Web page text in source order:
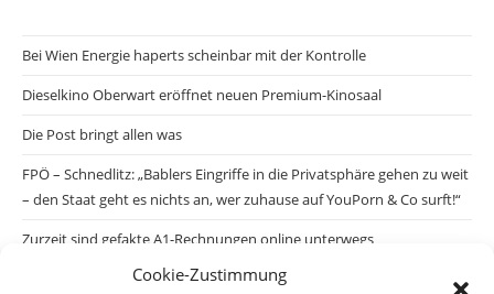
Cookie-Zustimmung
Bei Wien Energie haperts scheinbar mit der Kontrolle
Dieselkino Oberwart eröffnet neuen Premium-Kinosaal
Die Post bringt allen was
FPÖ – Schnedlitz: „Bablers Eingriffe in die Privatsphäre gehen zu weit
– den Staat geht es nichts an, wer zuhause auf YouPorn & Co surft!“
Zurzeit sind gefakte A1-Rechnungen online unterwegs
Salzburgs Juden und ihre Sicherheit: „Erst nach einem Anschlag wäre